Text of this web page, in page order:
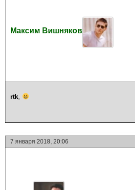
Максим Вишняков
rtk,
7 января 2018, 20:06